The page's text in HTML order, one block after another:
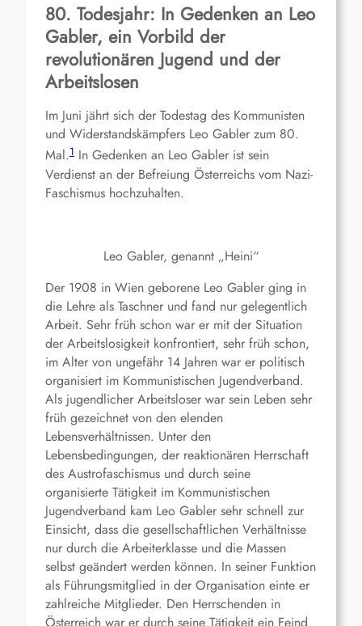
80. Todesjahr: In Gedenken an Leo
Gabler, ein Vorbild der
revolutionären Jugend und der
Arbeitslosen
Im Juni jährt sich der Todestag des Kommunisten
und Widerstandskämpfers Leo Gabler zum 80.
Mal.1 In Gedenken an Leo Gabler ist sein
Verdienst an der Befreiung Österreichs vom Nazi-
Faschismus hochzuhalten.
Leo Gabler, genannt „Heini“
Der 1908 in Wien geborene Leo Gabler ging in
die Lehre als Taschner und fand nur gelegentlich
Arbeit. Sehr früh schon war er mit der Situation
der Arbeitslosigkeit konfrontiert, sehr früh schon,
im Alter von ungefähr 14 Jahren war er politisch
organisiert im Kommunistischen Jugendverband.
Als jugendlicher Arbeitsloser war sein Leben sehr
früh gezeichnet von den elenden
Lebensverhältnissen. Unter den
Lebensbedingungen, der reaktionären Herrschaft
des Austrofaschismus und durch seine
organisierte Tätigkeit im Kommunistischen
Jugendverband kam Leo Gabler sehr schnell zur
Einsicht, dass die gesellschaftlichen Verhältnisse
nur durch die Arbeiterklasse und die Massen
selbst geändert werden können. In seiner Funktion
als Führungsmitglied in der Organisation einte er
zahlreiche Mitglieder. Den Herrschenden in
Österreich war er durch seine Tätigkeit ein Feind